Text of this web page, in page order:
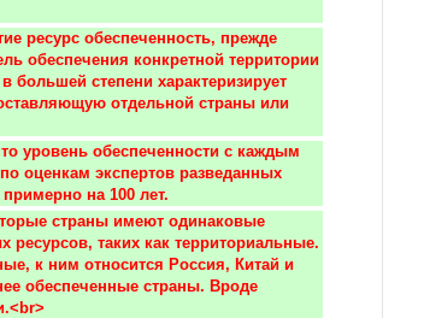
обеспечения конкретной территории
степени характеризирует
отдельной страны или
оценкам экспертов разведанных
на 100 лет.
ресурсов, таких как территориальные.
к ним относится Россия, Китай и
обеспеченные страны. Вроде